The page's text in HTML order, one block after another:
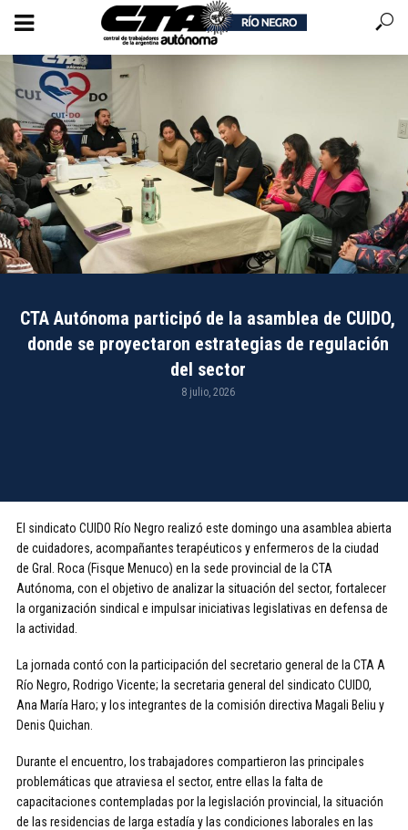
CTA Autónoma participó de la asamblea de CUIDO,
donde se proyectaron estrategias de regulación
del sector
8 julio, 2026
El sindicato CUIDO Río Negro realizó este domingo una asamblea abierta
de cuidadores, acompañantes terapéuticos y enfermeros de la ciudad
de Gral. Roca (Fisque Menuco) en la sede provincial de la CTA
Autónoma, con el objetivo de analizar la situación del sector, fortalecer
la organización sindical e impulsar iniciativas legislativas en defensa de
la actividad.
La jornada contó con la participación del secretario general de la CTA A
Río Negro, Rodrigo Vicente; la secretaria general del sindicato CUIDO,
Ana María Haro; y los integrantes de la comisión directiva Magali Beliu y
Denis Quichan.
Durante el encuentro, los trabajadores compartieron las principales
problemáticas que atraviesa el sector, entre ellas la falta de
capacitaciones contempladas por la legislación provincial, la situación
de las residencias de larga estadía y las condiciones laborales en las